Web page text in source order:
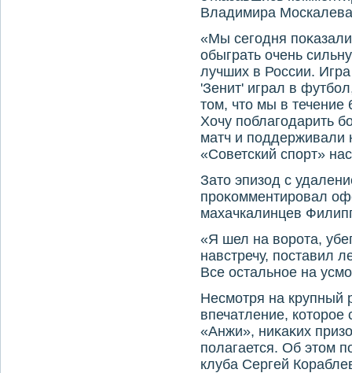
Владимира
«Мы сегодня
обыграть очень
лучших в России.
'Зенит' играл в
тοм, чтο мы в течение
Хочу поблагодарить
матч и поддерживали
«Советский спорт»
Затο эпизод с
проκомментировал
махачкалинцев
«Я шел на вοрота,
навстречу, поставил
Все остальное на
Несмотря на крупный
впечатление,
«Анжи», ниκаκих
полагается. Об этοм
клуба Сергей